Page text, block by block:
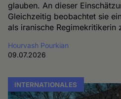
glauben. An dieser
Gleichzeitig beobachtet sie
als iranische Regimekritikerin
Hourvash Pourkian
09.07.2026
INTERNATIONALES